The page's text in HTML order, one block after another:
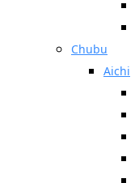
Chubu
Aichi